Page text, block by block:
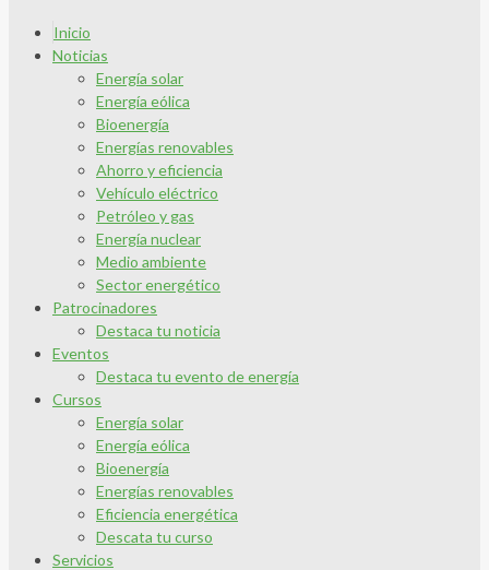
Inicio
Noticias
Energía solar
Energía eólica
Bioenergía
Energías renovables
Ahorro y eficiencia
Vehículo eléctrico
Petróleo y gas
Energía nuclear
Medio ambiente
Sector energético
Patrocinadores
Destaca tu noticia
Eventos
Destaca tu evento de energía
Cursos
Energía solar
Energía eólica
Bioenergía
Energías renovables
Eficiencia energética
Descata tu curso
Servicios